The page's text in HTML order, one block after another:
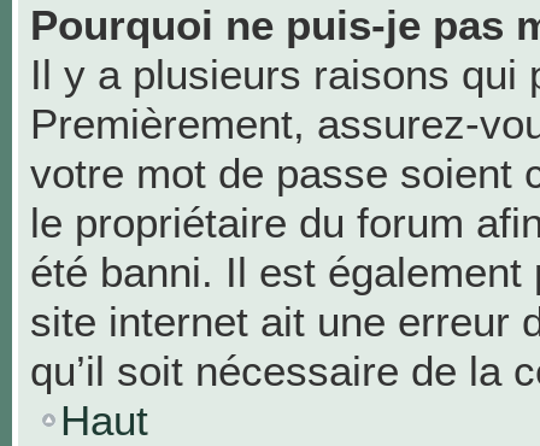
Pourquoi ne puis-je pas
Il y a plusieurs raisons qui
Premièrement, assurez-
votre mot de passe soient
le propriétaire du forum
été banni. Il est
site internet ait une erreur
qu’il soit nécessaire de la
Haut